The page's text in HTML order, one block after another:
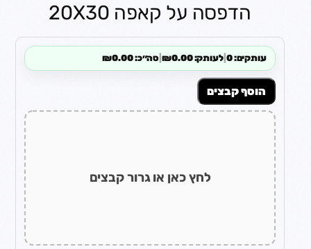
הדפסה על קאפה 20X30
עותקים: 0 |לעותק: ₪0.00 |סה״כ: ₪0.00
הוסף קבצים
לחץ כאן או גרור קבצים